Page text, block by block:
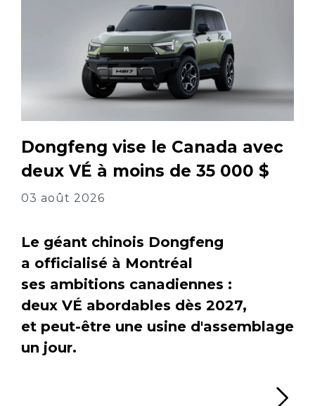
Dongfeng vise le Canada avec
deux VÉ à moins de 35 000 $
03 août 2026
Le géant chinois Dongfeng
a officialisé à Montréal
ses ambitions canadiennes :
deux VÉ abordables dès 2027,
et peut-être une usine d'assemblage
un jour.